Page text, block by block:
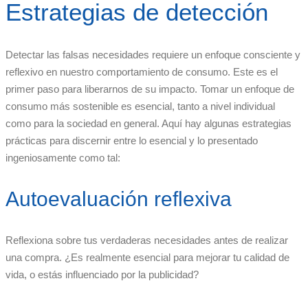
Estrategias de detección
Detectar las falsas necesidades requiere un enfoque consciente y
reflexivo en nuestro comportamiento de consumo. Este es el
primer paso para liberarnos de su impacto. Tomar un enfoque de
consumo más sostenible es esencial, tanto a nivel individual
como para la sociedad en general. Aquí hay algunas estrategias
prácticas para discernir entre lo esencial y lo presentado
ingeniosamente como tal:
Autoevaluación reflexiva
Reflexiona sobre tus verdaderas necesidades antes de realizar
una compra. ¿Es realmente esencial para mejorar tu calidad de
vida, o estás influenciado por la publicidad?